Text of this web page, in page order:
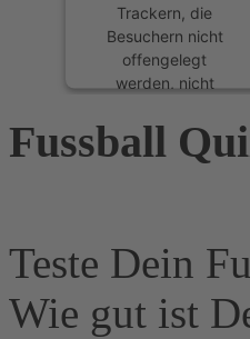
Trackern, die
Besuchern nicht
offengelegt
werden, nicht
Der Besitzer der
Website muss diese
Liste der
verwendeten
hinzuzufügen.
Fussball
Teste Dein
Wie gut ist